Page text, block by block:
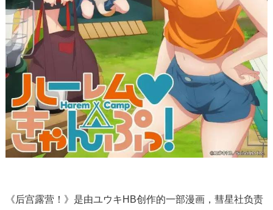
《后宫露营！》是由ユウキHB创作的一部漫画，彗星社负责